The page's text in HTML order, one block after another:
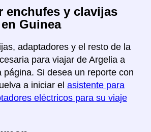
enchufes y clavijas
Guinea
adaptadores y el resto de la
para viajar de Argelia a
página. Si desea un reporte con
a iniciar el asistente para
eléctricos para su viaje